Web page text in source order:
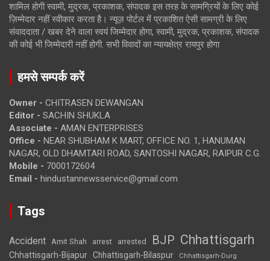
शामिल होगी स्वामी, मुद्रक, प्रकाशक, संपादक इस तरह के सामग्रियों के लिए कोई
ज़िम्मेदार नहीं स्वीकार करता है। न्यूज़ पोर्टल में प्रकाशित ऐसी सामग्री के लिए
संवाददाता / खबर देने वाला स्वयं जिम्मेदार होगा, स्वामी, मुद्रक, प्रकाशक, संपादक
की कोई भी जिम्मेदारी नहीं होगी. सभी विवादों का न्यायक्षेत्र रायपुर होगा
हमसे सम्पर्क करें
Owner - CHITRASEN DEWANGAN
Editor - SACHIN SHUKLA
Associate - AMAN ENTERPRISES
Office - NEAR SHUBHAM K MART, OFFICE NO. 1, HANUMAN
NAGAR, OLD DHAMTARI ROAD, SANTOSHI NAGAR, RAIPUR C.G.
Mobile - 7000172604
Email - hindustannewsservice@gmail.com
Tags
Accident Amit Shah arrest arrested BJP Chhattisgarh
Chhattisgarh-Bijapur Chhattisgarh-Bilaspur Chhattisgarh-Durg